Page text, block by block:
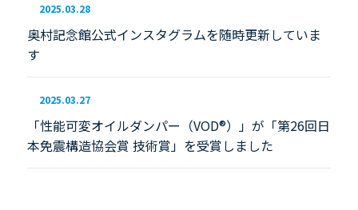
2025.03.28
奥村記念館公式インスタグラムを随時更新していま
す
2025.03.27
「性能可変オイルダンパー（VOD®）」が「第26回日
本免震構造協会賞 技術賞」を受賞しました